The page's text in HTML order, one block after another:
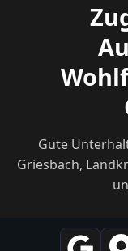
Gute
Griesbach,